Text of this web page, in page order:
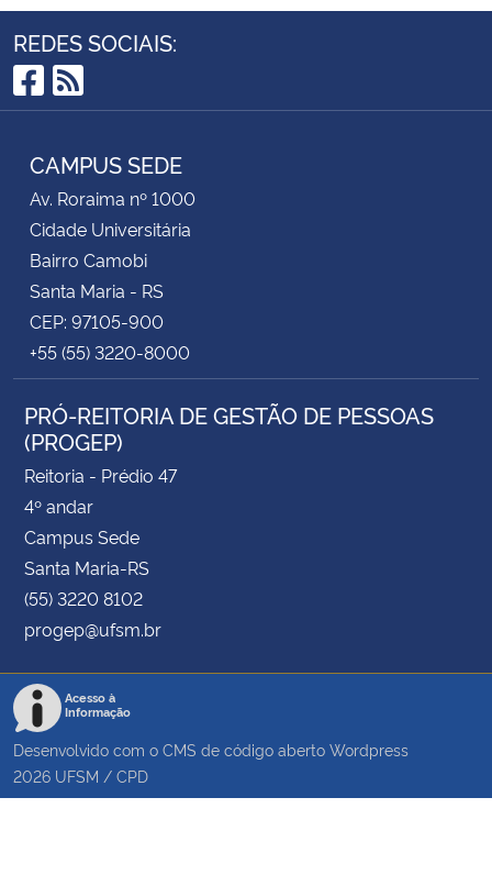
REDES SOCIAIS:
Facebook
RSS
CAMPUS SEDE
Av. Roraima nº 1000
Cidade Universitária
Bairro Camobi
Santa Maria - RS
CEP: 97105-900
+55 (55) 3220-8000
PRÓ-REITORIA DE GESTÃO DE PESSOAS
(PROGEP)
Reitoria - Prédio 47
4º andar
Campus Sede
Santa Maria-RS
(55) 3220 8102
progep@ufsm.br
Acesso à
Informação
Desenvolvido com o CMS de código aberto Wordpress
2026 UFSM / CPD